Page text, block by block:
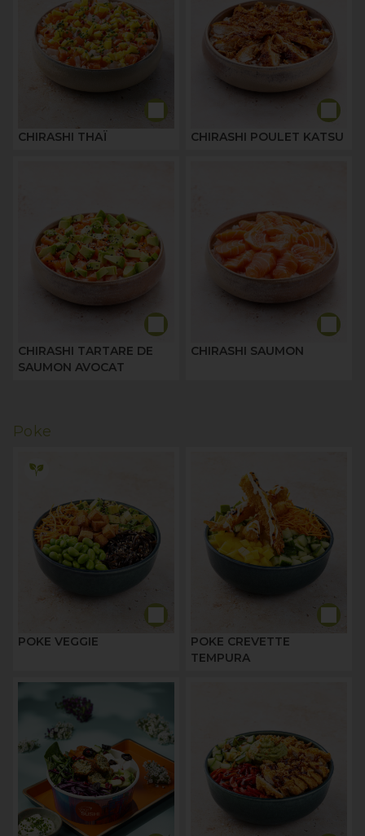
CHIRASHI THAÏ CHIRASHI POULET KATSU
CHIRASHI TARTARE DE
SAUMON AVOCAT
CHIRASHI SAUMON
Poke
POKE VEGGIE
POKE CREVETTE
TEMPURA